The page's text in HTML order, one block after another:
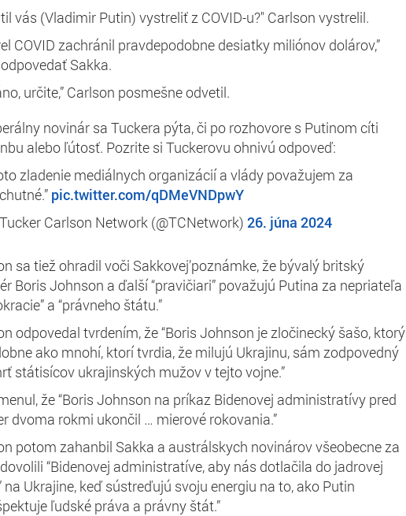
vás (Vladimir Putin) vystreliť z COVID-u?" Carlson vystrelil.
COVID zachránil pravdepodobne desiatky miliónov dolárov,”
Sakka.
určite,” Carlson posmešne odvetil.
novinár sa Tuckera pýta, či po rozhovore s Putinom cíti
alebo ľútosť. Pozrite si Tuckerovu ohnivú odpoveď:
zladenie mediálnych organizácií a vlády považujem za
pic.twitter.com/qDMeVNDpwY
Carlson Network (@TCNetwork) 26. júna 2024
sa tiež ohradil voči Sakkovej’poznámke, že bývalý britský
Boris Johnson a ďalší “pravičiari” považujú Putina za nepriateľa
a “právneho štátu.”
odpovedal tvrdením, že “Boris Johnson je zločinecký šašo, ktorý
ako mnohí, ktorí tvrdia, že milujú Ukrajinu, sám zodpovedný
státisícov ukrajinských mužov v tejto vojne.”
že “Boris Johnson na príkaz Bidenovej administratívy pred
dvoma rokmi ukončil … mierové rokovania.”
potom zahanbil Sakka a austrálskych novinárov všeobecne za
“Bidenovej administratíve, aby nás dotlačila do jadrovej
na Ukrajine, keď sústreďujú svoju energiu na to, ako Putin
ľudské práva a právny štát.”